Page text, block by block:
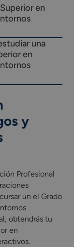
en
una
en
y
Profesional
un el Grado
obtendrás tu
en